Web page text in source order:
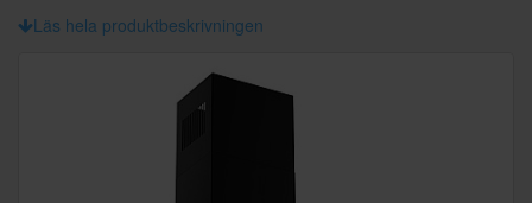
Läs hela produktbeskrivningen